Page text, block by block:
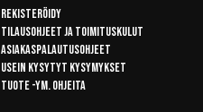
Rekisteröidy
Tilausohjeet ja toimituskulut
Asiakaspalautusohjeet
Usein kysytyt kysymykset
Tuote -ym. ohjeita